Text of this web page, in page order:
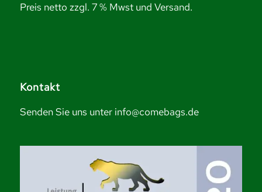
Preis netto zzgl. 7 % Mwst und Versand.
Kontakt
Senden Sie uns unter info@comebags.de